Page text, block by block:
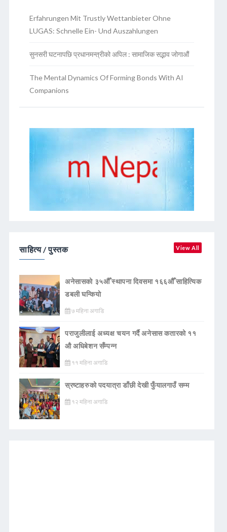
Erfahrungen Mit Trustly Wettanbieter Ohne
LUGAS: Schnelle Ein- Und Auszahlungen
सुनसरी घटनापछि प्रधानमन्त्रीको अपिल : सामाजिक सद्भाव जोगाऔं
The Mental Dynamics Of Forming Bonds With AI
Companions
साहित्य / पुस्तक View All
अनेसासको ३५औँ स्थापना दिवसमा १६६औँ साहित्यिक
डबली घन्कियाे
७ महिना अगाडि
पराजुलीलाई अध्यक्ष चयन गर्दै अनेसास कतारको ११
औ अधिबेशन सँम्पन्न
११ महिना अगाडि
स्रष्टाहरुको पदयात्रा डाँछी देखी फुँयालगाउँ सम्म
१२ महिना अगाडि